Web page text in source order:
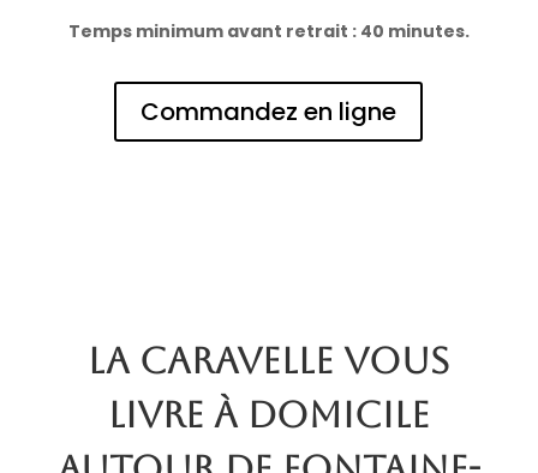
Temps minimum avant retrait : 40 minutes.
Commandez en ligne
La Caravelle vous
livre à domicile